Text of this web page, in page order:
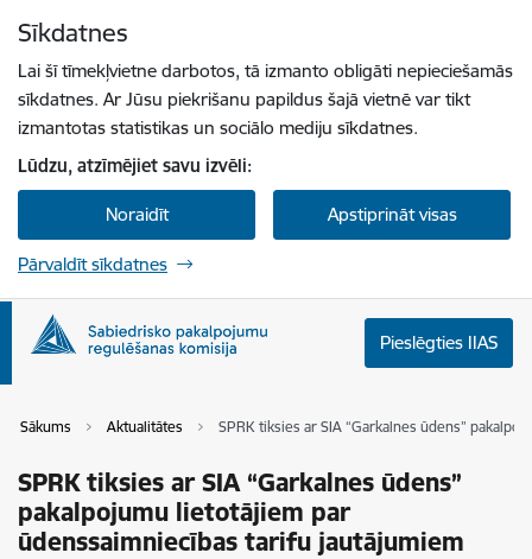
Sīkdatnes
Lai šī tīmekļvietne darbotos, tā izmanto obligāti nepieciešamās
sīkdatnes. Ar Jūsu piekrišanu papildus šajā vietnē var tikt
izmantotas statistikas un sociālo mediju sīkdatnes.
Lūdzu, atzīmējiet savu izvēli:
Noraidīt Apstiprināt visas
Pārvaldīt sīkdatnes
Pieslēgties IIAS
Sākums Aktualitātes SPRK tiksies ar SIA “Garkalnes ūdens”
SPRK tiksies ar SIA “Garkalnes ūdens”
pakalpojumu lietotājiem par
ūdenssaimniecības tarifu jautājumiem